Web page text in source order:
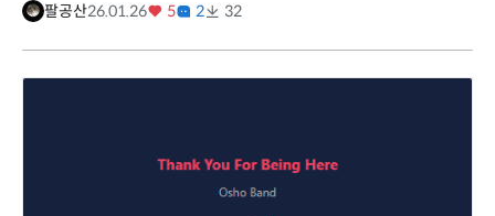
팔공산26.01.26 5 2 32